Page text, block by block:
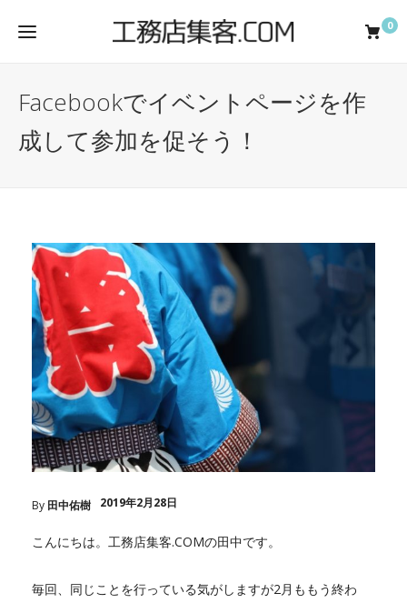
0
Facebookでイベントページを作
成して参加を促そう！
By 田中佑樹 2019年2月28日
こんにちは。工務店集客.COMの田中です。
毎回、同じことを行っている気がしますが2月ももう終わ